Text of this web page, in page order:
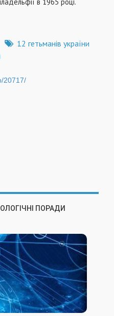
12 гетьманів україни
20717/
ПОРАДИ